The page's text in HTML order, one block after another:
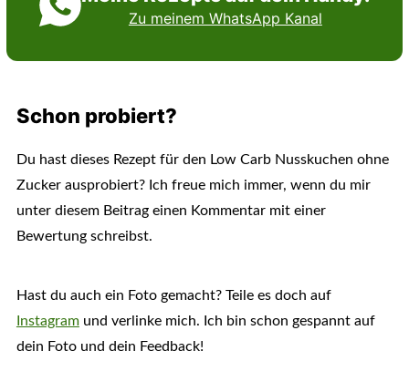
Zu meinem WhatsApp Kanal
Schon probiert?
Du hast dieses Rezept für den Low Carb Nusskuchen ohne
Zucker ausprobiert? Ich freue mich immer, wenn du mir
unter diesem Beitrag einen Kommentar mit einer
Bewertung schreibst.
Hast du auch ein Foto gemacht? Teile es doch auf
Instagramund verlinke mich. Ich bin schon gespannt auf
dein Foto und dein Feedback!